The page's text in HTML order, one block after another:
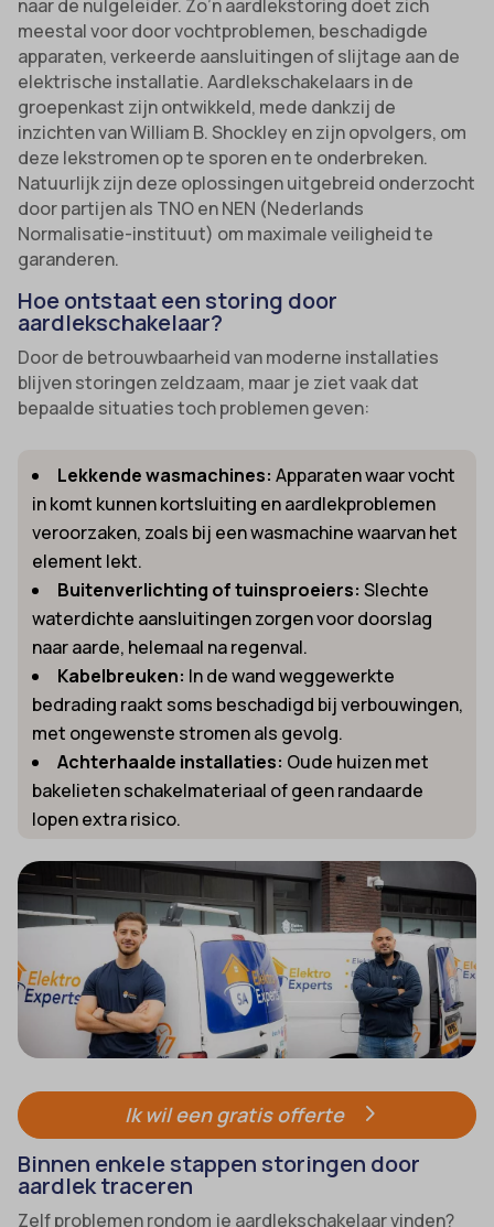
naar de nulgeleider. Zo’n aardlekstoring doet zich
meestal voor door vochtproblemen, beschadigde
apparaten, verkeerde aansluitingen of slijtage aan de
elektrische installatie. Aardlekschakelaars in de
groepenkast zijn ontwikkeld, mede dankzij de
inzichten van William B. Shockley en zijn opvolgers, om
deze lekstromen op te sporen en te onderbreken.
Natuurlijk zijn deze oplossingen uitgebreid onderzocht
door partijen als TNO en NEN (Nederlands
Normalisatie-instituut) om maximale veiligheid te
garanderen.
Hoe ontstaat een storing door
aardlekschakelaar?
Door de betrouwbaarheid van moderne installaties
blijven storingen zeldzaam, maar je ziet vaak dat
bepaalde situaties toch problemen geven:
Lekkende wasmachines: Apparaten waar vocht
in komt kunnen kortsluiting en aardlekproblemen
veroorzaken, zoals bij een wasmachine waarvan het
element lekt.
Buitenverlichting of tuinsproeiers: Slechte
waterdichte aansluitingen zorgen voor doorslag
naar aarde, helemaal na regenval.
Kabelbreuken: In de wand weggewerkte
bedrading raakt soms beschadigd bij verbouwingen,
met ongewenste stromen als gevolg.
Achterhaalde installaties: Oude huizen met
bakelieten schakelmateriaal of geen randaarde
lopen extra risico.
Ik wil een gratis offerte
Binnen enkele stappen storingen door
aardlek traceren
Zelf problemen rondom je aardlekschakelaar vinden?